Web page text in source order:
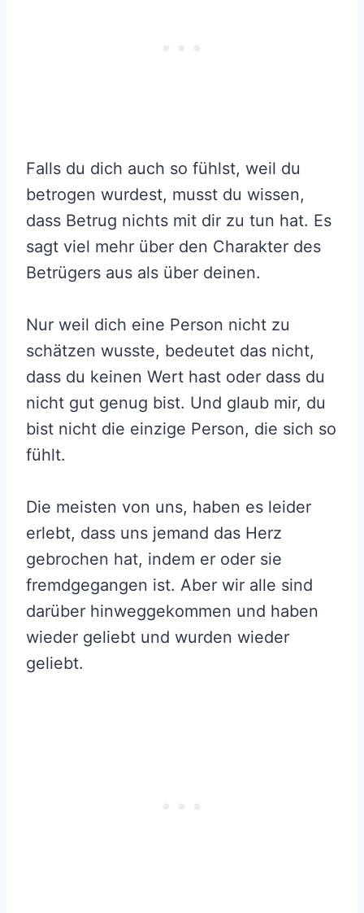
Falls du dich auch so fühlst, weil du
betrogen wurdest, musst du wissen,
dass Betrug nichts mit dir zu tun hat. Es
sagt viel mehr über den Charakter des
Betrügers aus als über deinen.
Nur weil dich eine Person nicht zu
schätzen wusste, bedeutet das nicht,
dass du keinen Wert hast oder dass du
nicht gut genug bist. Und glaub mir, du
bist nicht die einzige Person, die sich so
fühlt.
Die meisten von uns, haben es leider
erlebt, dass uns jemand das Herz
gebrochen hat, indem er oder sie
fremdgegangen ist. Aber wir alle sind
darüber hinweggekommen und haben
wieder geliebt und wurden wieder
geliebt.